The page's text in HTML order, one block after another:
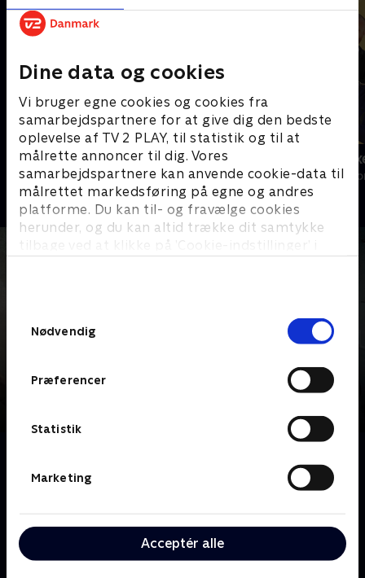
Dine data og cookies
Vi bruger egne cookies og cookies fra
samarbejdspartnere for at give dig den bedste
oplevelse af TV 2 PLAY, til statistik og til at
målrette annoncer til dig. Vores
samarbejdspartnere kan anvende cookie-data til
målrettet markedsføring på egne og andres
platforme. Du kan til- og fravælge cookies
herunder, og du kan altid trække dit samtykke
tilbage ved at klikke på ’Cookie-indstillinger’ i
Nødvendig
Præferencer
Statistik
Marketing
Acceptér alle
Hvem byder bedst?
Livsstil • 6 sæsoner
Loppe
Livsstil • 5
Med Jesper, Frederik og Alexa Bruun Rasmussen i
loppefund eller milliondyre kunstværker er der én
ting, som er fælles for Auktionshusets sælgere: